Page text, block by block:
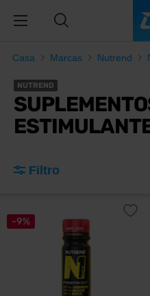
Casa Marcas Nutrend
NUTREND
Filtro
-9%